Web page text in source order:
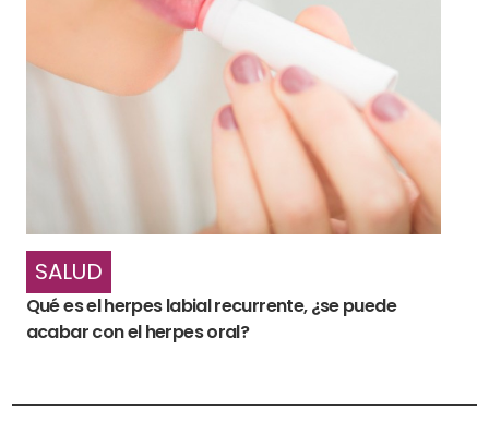
SALUD
Qué es el herpes labial recurrente, ¿se puede
acabar con el herpes oral?